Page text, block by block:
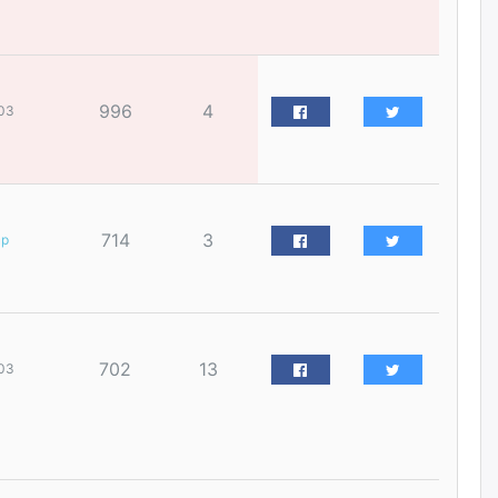
дурдлаа
Өмгөөлөгч Б.Оюунбилэг:
хууль хяналтын байгууллагаар
зогсоож, Арабын орнуудаас
996 4
714 3
702 13